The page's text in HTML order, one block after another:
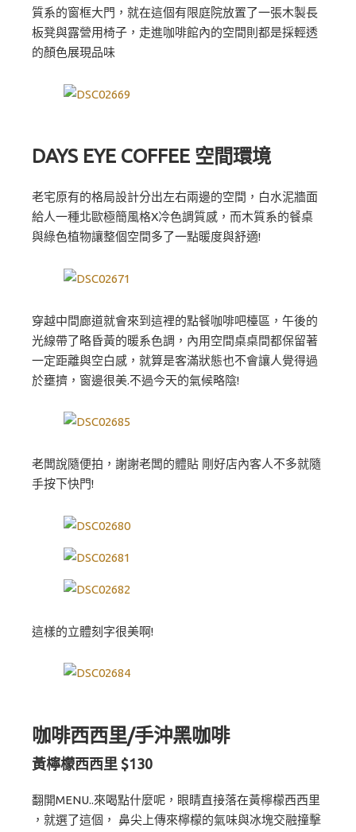
質系的窗框大門，就在這個有限庭院放置了一張木製長
板凳與露營用椅子，走進咖啡館內的空間則都是採輕透
的顏色展現品味
DAYS EYE COFFEE 空間環境
老宅原有的格局設計分出左右兩邊的空間，白水泥牆面
給人一種北歐極簡風格X冷色調質感，而木質系的餐桌
與綠色植物讓整個空間多了一點暖度與舒適!
穿越中間廊道就會來到這裡的點餐咖啡吧檯區，午後的
光線帶了略昏黃的暖系色調，內用空間桌桌間都保留著
一定距離與空白感，就算是客滿狀態也不會讓人覺得過
於壅擠，窗邊很美.不過今天的氣候略陰!
老闆說隨便拍，謝謝老闆的體貼 剛好店內客人不多就隨
手按下快門!
這樣的立體刻字很美啊!
咖啡西西里/手沖黑咖啡
黃檸檬西西里 $130
翻開MENU..來喝點什麼呢，眼睛直接落在黃檸檬西西里
，就選了這個， 鼻尖上傳來檸檬的氣味與冰塊交融撞擊